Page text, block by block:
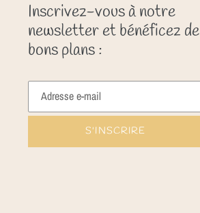
Inscrivez-vous à notre
newsletter et bénéficez de
bons plans :
S'INSCRIRE